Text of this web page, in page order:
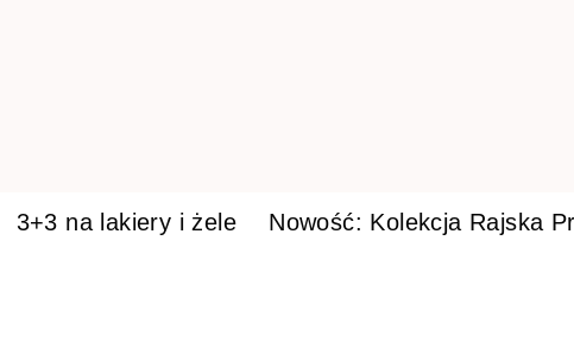
3+3 na lakiery i żele Nowość: Kolekcja Rajska